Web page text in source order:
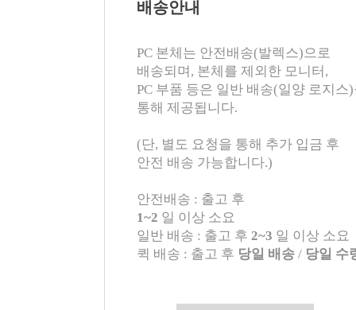
PC 본체는 안전배송(발렉스)으로
배송되며, 본체를 제외한 모니터,
PC 부품 등은 일반 배송(일양 로지스
통해 제공됩니다.
(단, 별도 요청을 통해 추가 입금 후
안전 배송 가능합니다.)
안전배송 : 출고 후
1~2 일 이상 소요
일반 배송 : 출고 후 2~3 일 이상 소요
퀵 배송 : 출고 후 당일 배송 / 당일 수
배송안내